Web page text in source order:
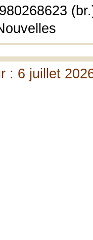
: 6 juillet